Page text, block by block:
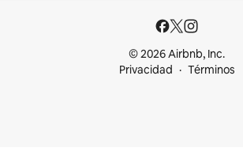
© 2026 Airbnb, Inc.
Privacidad
Términos